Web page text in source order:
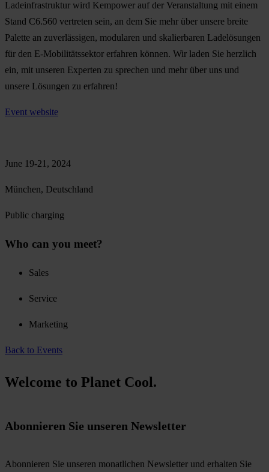
Ladeinfrastruktur wird Kempower auf der Veranstaltung mit einem
Stand C6.560 vertreten sein, an dem Sie mehr über unsere breite
Palette an zuverlässigen, modularen und skalierbaren Ladelösungen
für den E-Mobilitätssektor erfahren können. Wir laden Sie herzlich
ein, mit unseren Experten zu sprechen und mehr über uns und
unsere Lösungen zu erfahren!
Event website
June 19-21, 2024
München, Deutschland
Public charging
Who can you meet?
Sales
Service
Marketing
Back to Events
Welcome to Planet Cool.
Abonnieren Sie unseren Newsletter
Abonnieren Sie unseren monatlichen Newsletter und erhalten Sie